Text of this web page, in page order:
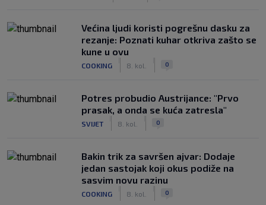
Većina ljudi koristi pogrešnu dasku za
rezanje: Poznati kuhar otkriva zašto se
kune u ovu
COOKING 8. kol. 0
Potres probudio Austrijance: "Prvo
prasak, a onda se kuća zatresla"
SVIJET 8. kol. 0
Bakin trik za savršen ajvar: Dodaje
jedan sastojak koji okus podiže na
sasvim novu razinu
COOKING 8. kol. 0